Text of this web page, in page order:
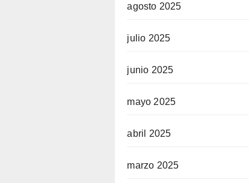
agosto 2025
julio 2025
junio 2025
mayo 2025
abril 2025
marzo 2025